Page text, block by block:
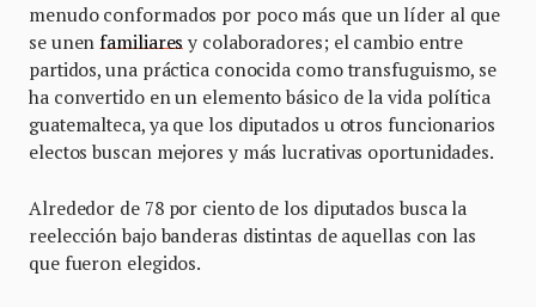
menudo conformados por poco más que un líder al que
se unen familiares y colaboradores; el cambio entre
partidos, una práctica conocida como transfuguismo, se
ha convertido en un elemento básico de la vida política
guatemalteca, ya que los diputados u otros funcionarios
electos buscan mejores y más lucrativas oportunidades.
Alrededor de 78 por ciento de los diputados busca la
reelección bajo banderas distintas de aquellas con las
que fueron elegidos.